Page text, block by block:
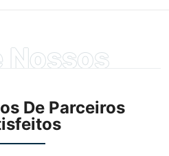
Nossos
De Parceiros